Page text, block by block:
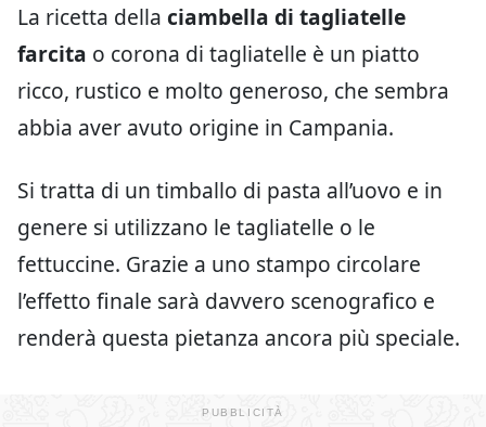
La ricetta della ciambella di tagliatelle
farcita o corona di tagliatelle è un piatto
ricco, rustico e molto generoso, che sembra
abbia aver avuto origine in Campania.
Si tratta di un timballo di pasta all’uovo e in
genere si utilizzano le tagliatelle o le
fettuccine. Grazie a uno stampo circolare
l’effetto finale sarà davvero scenografico e
renderà questa pietanza ancora più speciale.